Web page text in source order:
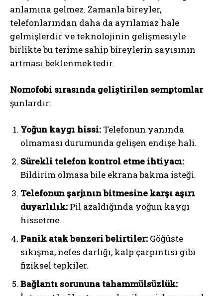
anlamına gelmez. Zamanla bireyler,
telefonlarından daha da ayrılamaz hale
gelmişlerdir ve teknolojinin gelişmesiyle
birlikte bu terime sahip bireylerin sayısının
artması beklenmektedir.
Nomofobi sırasında geliştirilen semptomlar
şunlardır:
Yoğun kaygı hissi: Telefonun yanında
olmaması durumunda gelişen endişe hali.
Sürekli telefon kontrol etme ihtiyacı:
Bildirim olmasa bile ekrana bakma isteği.
Telefonun şarjının bitmesine karşı aşırı
duyarlılık: Pil azaldığında yoğun kaygı
hissetme.
Panik atak benzeri belirtiler: Göğüste
sıkışma, nefes darlığı, kalp çarpıntısı gibi
fiziksel tepkiler.
Bağlantı sorununa tahammülsüzlük: